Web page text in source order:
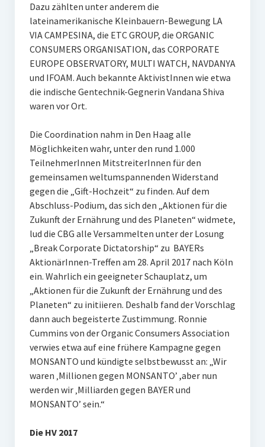
Dazu zählten unter anderem die
lateinamerikanische Kleinbauern-Bewegung LA
VIA CAMPESINA, die ETC GROUP, die ORGANIC
CONSUMERS ORGANISATION, das CORPORATE
EUROPE OBSERVATORY, MULTI WATCH, NAVDANYA
und IFOAM. Auch bekannte AktivistInnen wie etwa
die indische Gentechnik-Gegnerin Vandana Shiva
waren vor Ort.
Die Coordination nahm in Den Haag alle
Möglichkeiten wahr, unter den rund 1.000
TeilnehmerInnen MitstreiterInnen für den
gemeinsamen weltumspannenden Widerstand
gegen die „Gift-Hochzeit“ zu finden. Auf dem
Abschluss-Podium, das sich den „Aktionen für die
Zukunft der Ernährung und des Planeten“ widmete,
lud die CBG alle Versammelten unter der Losung
„Break Corporate Dictatorship“ zu BAYERs
AktionärInnen-Treffen am 28. April 2017 nach Köln
ein. Wahrlich ein geeigneter Schauplatz, um
„Aktionen für die Zukunft der Ernährung und des
Planeten“ zu initiieren. Deshalb fand der Vorschlag
dann auch begeisterte Zustimmung. Ronnie
Cummins von der Organic Consumers Association
verwies etwa auf eine frühere Kampagne gegen
MONSANTO und kündigte selbstbewusst an: „Wir
waren ‚Millionen gegen MONSANTO’ ,aber nun
werden wir ‚Milliarden gegen BAYER und
MONSANTO’ sein.“
Die HV 2017